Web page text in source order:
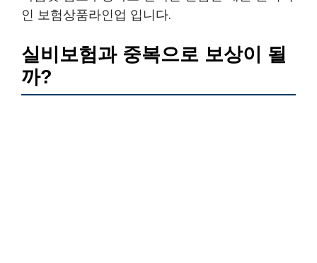
인 보험상품라인업 입니다.
실비보험과 중복으로 보상이 될
까?